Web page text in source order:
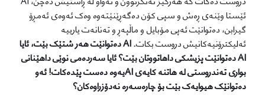
ئێستا وێنەی ڕەش و سپی کۆن دەگەڕێنێتەوە وەک ئەوەی ئەمڕۆ
گیرابن، دەتوانێت ئەپی مۆبایل و ماڵپەڕ و تەنانەت یارییە
ئەلیکترۆنیەکانیش دروست بکات
. AI دەتوانێت هەر شتێک بێت، ئایا
AI دەتوانێت پزیشکی داهاتووتان بێت؟ ئایا سەردەمی نوێی داهێنانی
بواری تەندروستی لە هاتنە کایەی AIیەوە دەست پێدەکات! ئەو
دەتوانێک هیوایەک بێت بۆ چارەسەرە نەدۆزراوەکان؟